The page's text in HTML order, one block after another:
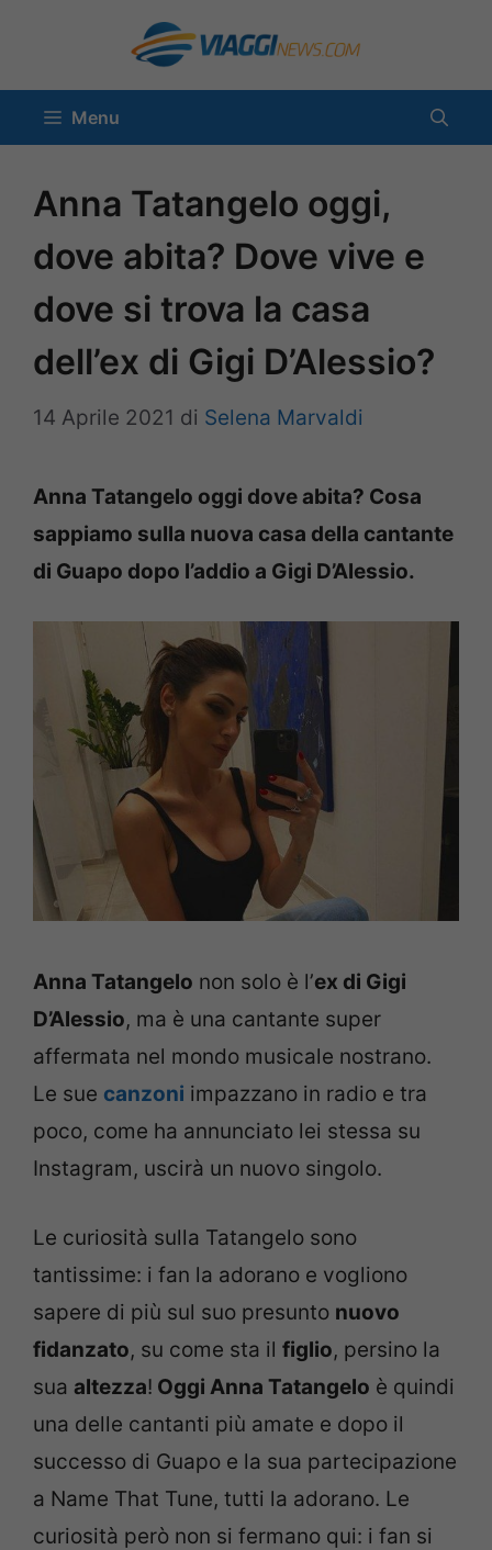
contenuto
Menu
Anna Tatangelo oggi,
dove abita? Dove vive e
dove si trova la casa
dell’ex di Gigi D’Alessio?
14 Aprile 2021 di Selena Marvaldi
Anna Tatangelo oggi dove abita? Cosa
sappiamo sulla nuova casa della cantante
di Guapo dopo l’addio a Gigi D’Alessio.
Anna Tatangelo non solo è l’ex di Gigi
D’Alessio, ma è una cantante super
affermata nel mondo musicale nostrano.
Le sue canzoni impazzano in radio e tra
poco, come ha annunciato lei stessa su
Instagram, uscirà un nuovo singolo.
Le curiosità sulla Tatangelo sono
tantissime: i fan la adorano e vogliono
sapere di più sul suo presunto nuovo
fidanzato, su come sta il figlio, persino la
sua altezza! Oggi Anna Tatangelo è quindi
una delle cantanti più amate e dopo il
successo di Guapo e la sua partecipazione
a Name That Tune, tutti la adorano. Le
curiosità però non si fermano qui: i fan si